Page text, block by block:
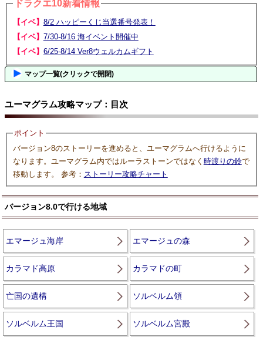
ドラクエ10新着情報
【イベ】 8/2 ハッピーくじ当選番号発表！
【イベ】 7/30-8/16 海イベント開催中
【イベ】 6/25-8/14 Ver8ウェルカムギフト
マップ一覧(クリックで開閉)
ユーマグラム攻略マップ：目次
ポイント
バージョン8のストーリーを進めると、ユーマグラムへ行けるように
なります。ユーマグラム内ではルーラストーンではなく 時渡りの鈴で
移動します。 参考： ストーリー攻略チャート
バージョン8.0で行ける地域
エマージュ海岸 エマージュの森
カラマド高原 カラマドの町
亡国の遺構 ソルベルム領
ソルベルム王国 ソルベルム宮殿